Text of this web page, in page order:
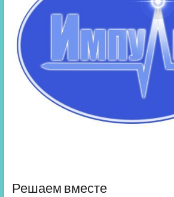
Решаем вместе